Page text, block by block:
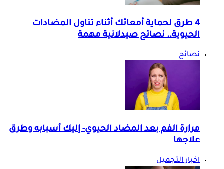
4 طرق لحماية أمعائك أثناء تناول المضادات
الحيوية.. نصائح صيدلانية مهمة
نصائح
مرارة الفم بعد المضاد الحيوي- إليك أسبابه وطرق
علاجها
اخبار التجميل